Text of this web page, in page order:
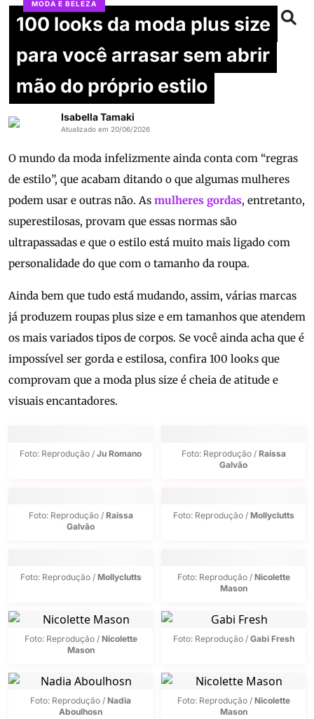
MODA E BELEZA
100 looks da moda plus size
para você arrasar sem abrir
mão do próprio estilo
Isabella Tamaki
Atualizado em 20/06/2026
O mundo da moda infelizmente ainda conta com “regras
de estilo”, que acabam ditando o que algumas mulheres
podem usar e outras não. As mulheres gordas, entretanto,
superestilosas, provam que essas normas são
ultrapassadas e que o estilo está muito mais ligado com
personalidade do que com o tamanho da roupa.
Ainda bem que tudo está mudando, assim, várias marcas
já produzem roupas plus size e em tamanhos que atendem
os mais variados tipos de corpos. Se você ainda acha que é
impossível ser gorda e estilosa, confira 100 looks que
comprovam que a moda plus size é cheia de atitude e
visuais encantadores.
Foto: Reprodução / Ju Romano Foto: Reprodução / Raissa
Galvão
Foto: Reprodução / Raissa
Galvão
Foto: Reprodução / Mollyclutts
Foto: Reprodução / Mollyclutts Foto: Reprodução / Nicolette
Mason
Foto: Reprodução / Nicolette
Mason
Foto: Reprodução / Gabi Fresh
Foto: Reprodução / Nadia
Aboulhosn
Foto: Reprodução / Nicolette
Mason